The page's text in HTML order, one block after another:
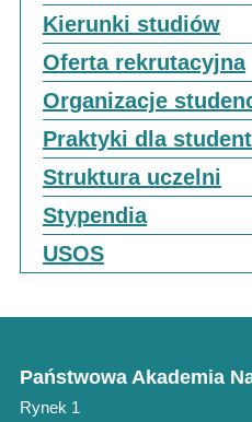
Kierunki studiów
Oferta rekrutacyjna
Organizacje
Praktyki dla
Struktura uczelni
Stypendia
USOS
Państwowa Akademia
Rynek 1